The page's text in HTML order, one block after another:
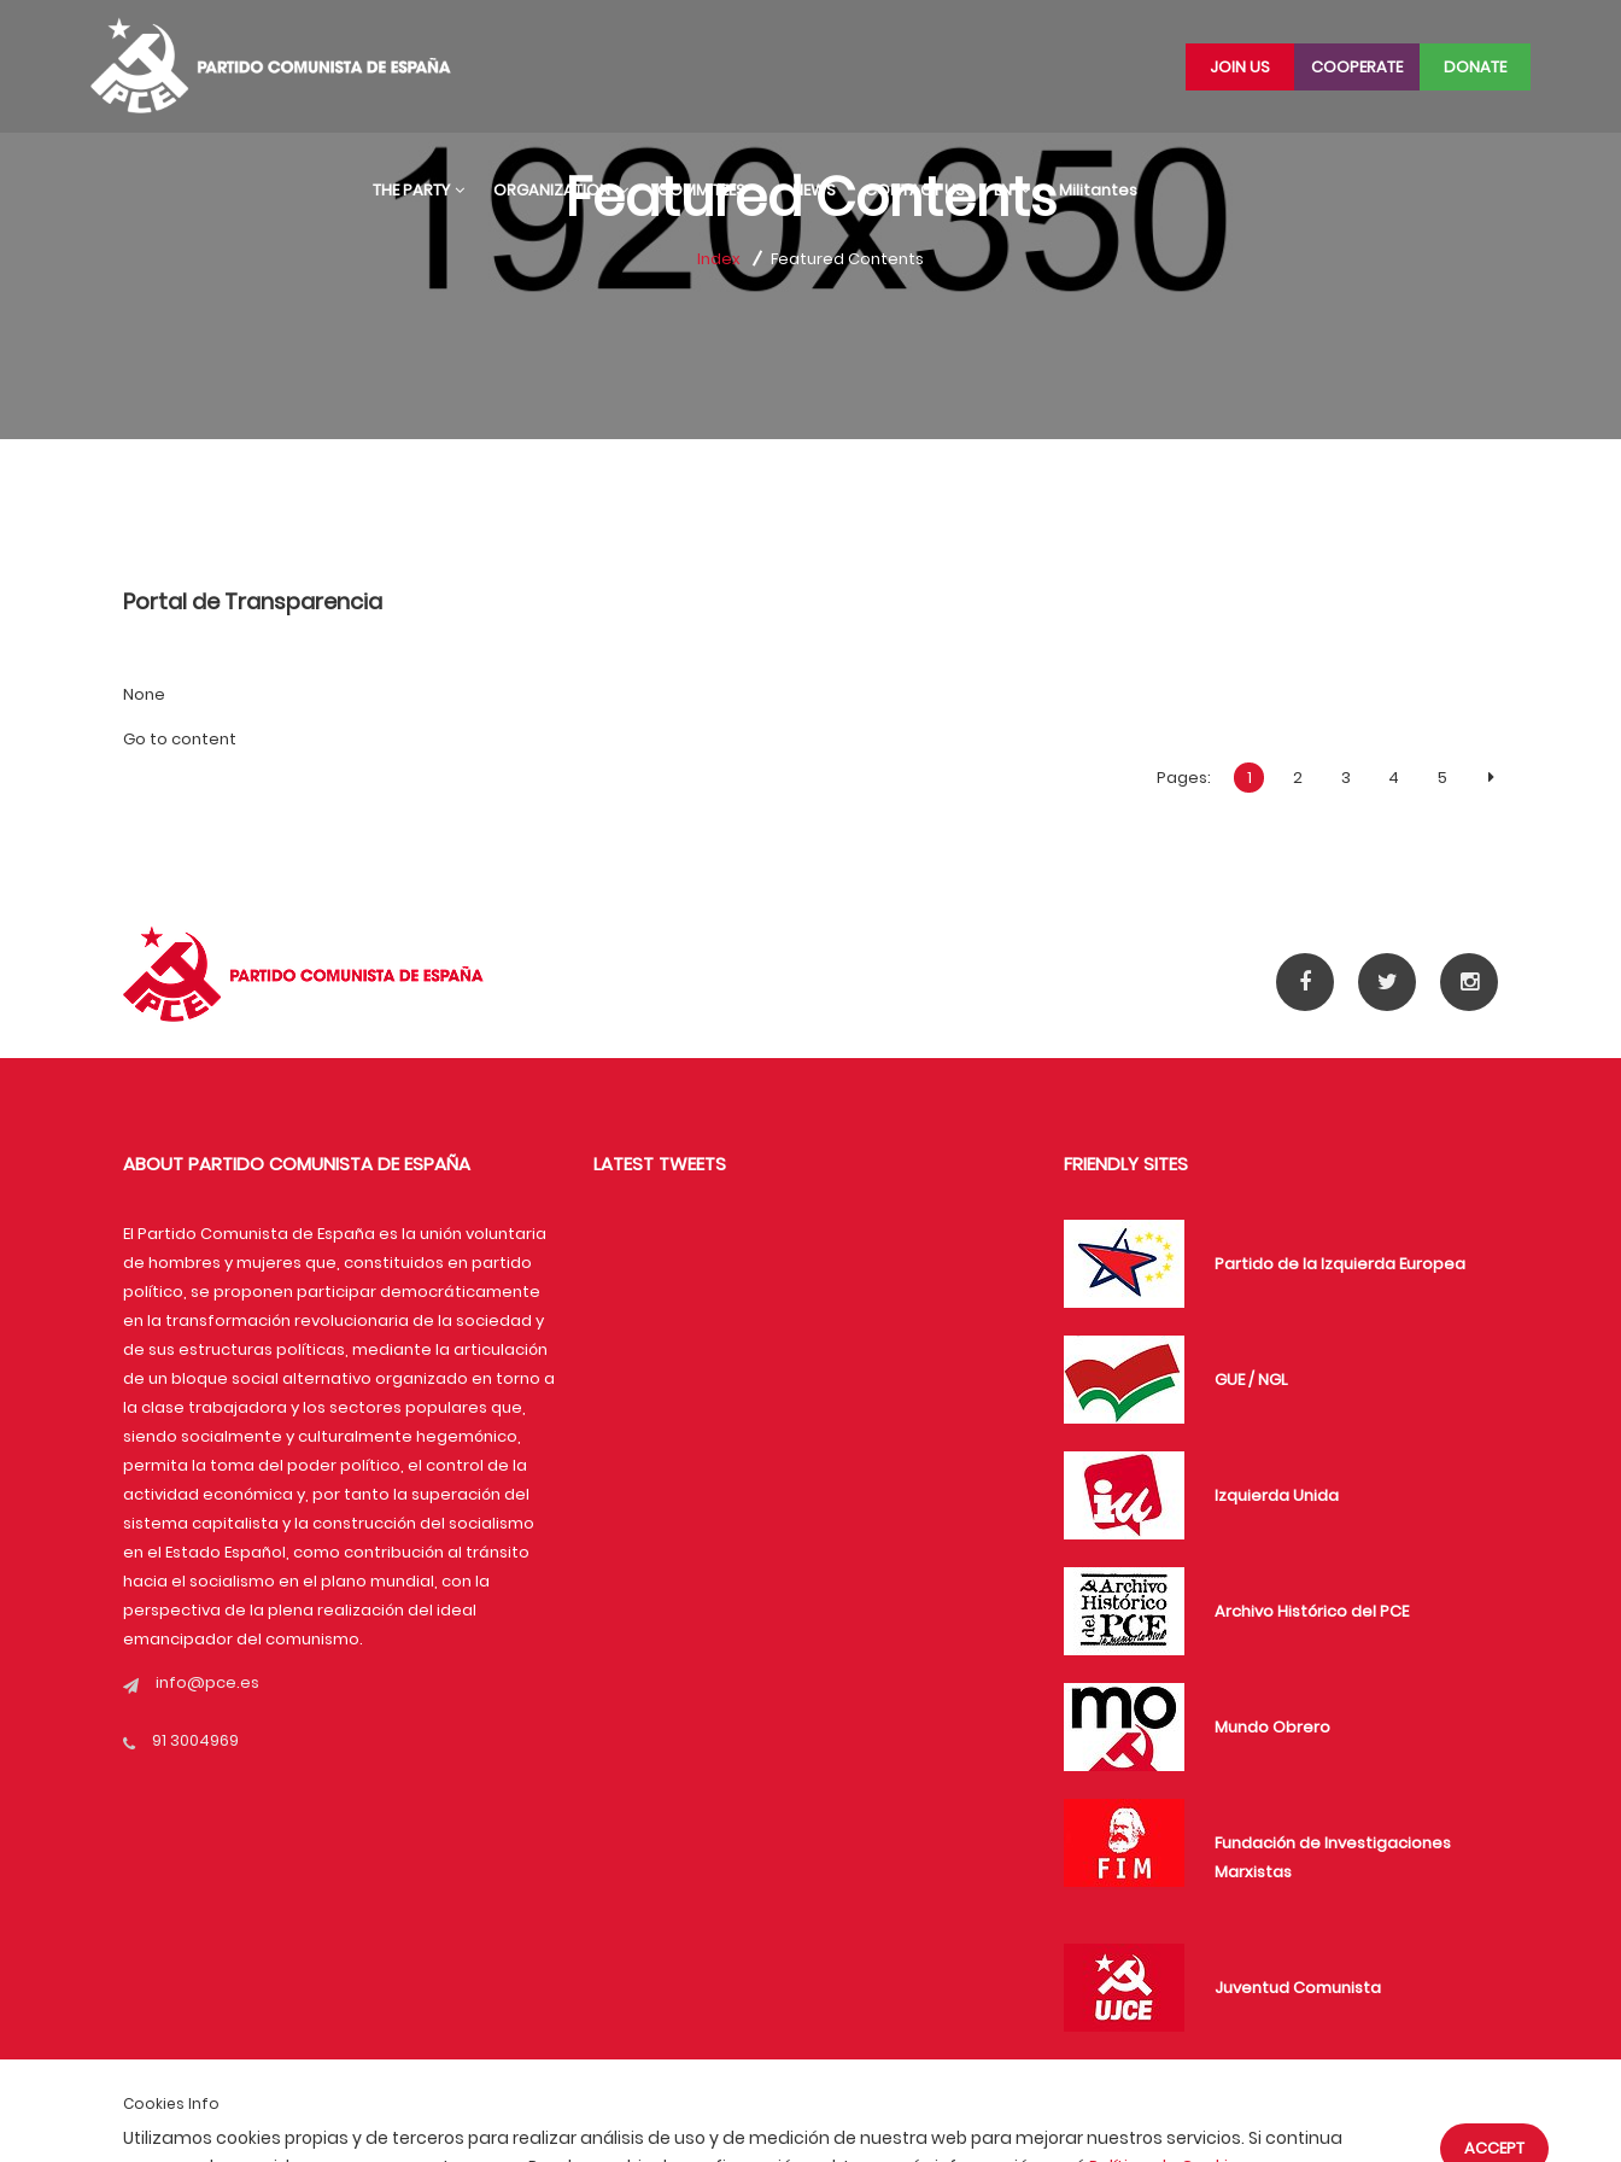
JOIN US COOPERATE DONATE
THE PARTY ORGANIZATION COMMITEES NEWS CONTACT US EN Militantes
Cookies Info
ACCEPT
Utilizamos cookies propias y de terceros para realizar análisis de uso y de medición de nuestra web para mejorar nuestros servicios. Si continua
Featured Contents
Index Featured Contents
Portal de Transparencia
None
Go to content
Pages:
1 2 3 4 5
ABOUT PARTIDO COMUNISTA DE ESPAÑA
El Partido Comunista de España es la unión voluntaria
de hombres y mujeres que, constituidos en partido
político, se proponen participar democráticamente
en la transformación revolucionaria de la sociedad y
de sus estructuras políticas, mediante la articulación
de un bloque social alternativo organizado en torno a
la clase trabajadora y los sectores populares que,
siendo socialmente y culturalmente hegemónico,
permita la toma del poder político, el control de la
actividad económica y, por tanto la superación del
sistema capitalista y la construcción del socialismo
en el Estado Español, como contribución al tránsito
hacia el socialismo en el plano mundial, con la
perspectiva de la plena realización del ideal
emancipador del comunismo.
info@pce.es
91 3004969
LATEST TWEETS FRIENDLY SITES
Partido de la Izquierda Europea
GUE / NGL
Izquierda Unida
Archivo Histórico del PCE
Mundo Obrero
Fundación de Investigaciones
Marxistas
Juventud Comunista